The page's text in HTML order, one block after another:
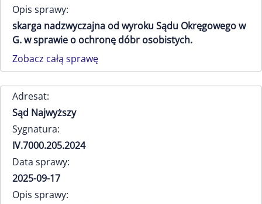
Opis sprawy:
skarga nadzwyczajna od wyroku Sądu Okręgowego w
G. w sprawie o ochronę dóbr osobistych.
Zobacz całą sprawę
Adresat:
Sąd Najwyższy
Sygnatura:
IV.7000.205.2024
Data sprawy:
2025-09-17
Opis sprawy: